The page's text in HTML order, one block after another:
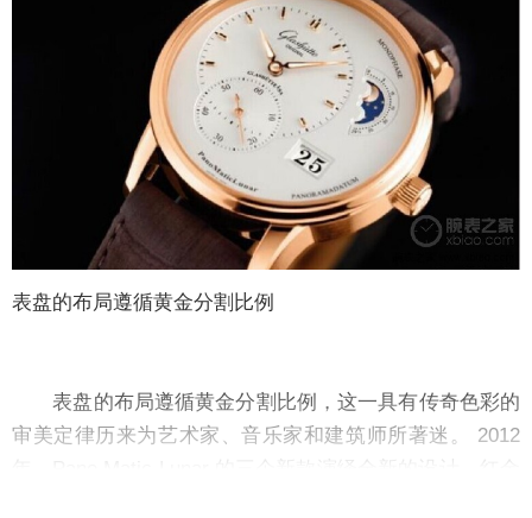
表盘的布局遵循黄金分割比例
表盘的布局遵循黄金分割比例，这一具有传奇色彩的
审美定律历来为艺术家、音乐家和建筑师所著迷。 2012